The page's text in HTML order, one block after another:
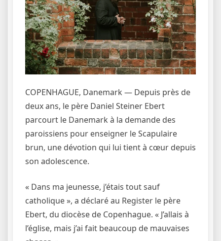
COPENHAGUE, Danemark — Depuis près de
deux ans, le père Daniel Steiner Ebert
parcourt le Danemark à la demande des
paroissiens pour enseigner le Scapulaire
brun, une dévotion qui lui tient à cœur depuis
son adolescence.
« Dans ma jeunesse, j’étais tout sauf
catholique », a déclaré au Register le père
Ebert, du diocèse de Copenhague. « J’allais à
l’église, mais j’ai fait beaucoup de mauvaises